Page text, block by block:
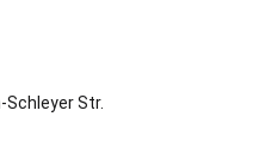
Str.